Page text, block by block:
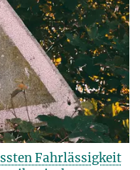
Fahrlässigkeit